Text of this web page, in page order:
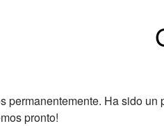
permanentemente. Ha sido
pronto!